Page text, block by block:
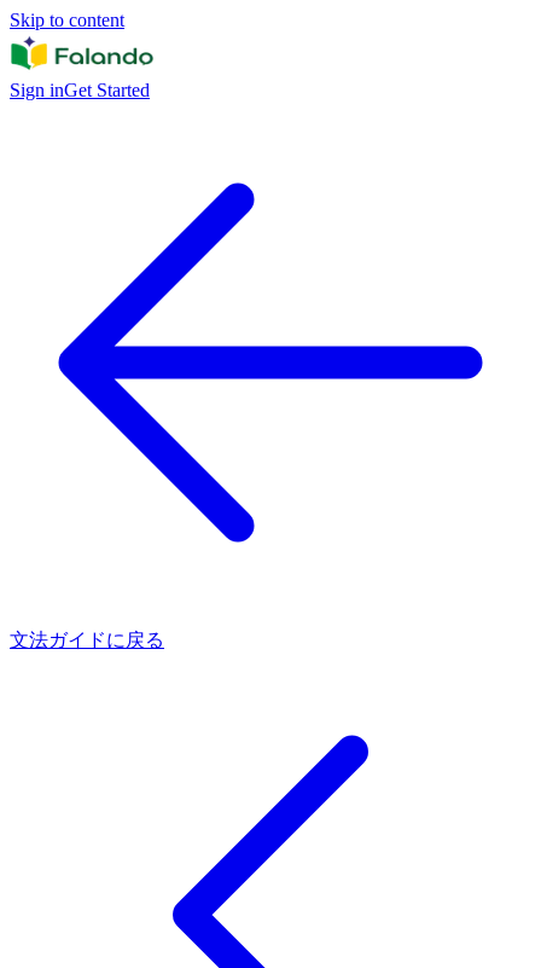
Skip to content
Sign inGet Started
文法ガイドに戻る